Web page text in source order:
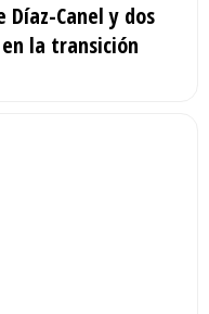
Canel y dos
la transición